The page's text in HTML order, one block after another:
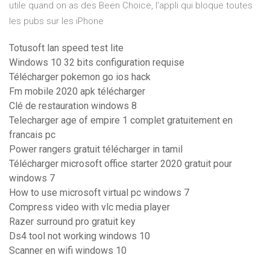
utile quand on as des Been Choice, l'appli qui bloque toutes
les pubs sur les iPhone
Totusoft lan speed test lite
Windows 10 32 bits configuration requise
Télécharger pokemon go ios hack
Fm mobile 2020 apk télécharger
Clé de restauration windows 8
Telecharger age of empire 1 complet gratuitement en
francais pc
Power rangers gratuit télécharger in tamil
Télécharger microsoft office starter 2020 gratuit pour
windows 7
How to use microsoft virtual pc windows 7
Compress video with vlc media player
Razer surround pro gratuit key
Ds4 tool not working windows 10
Scanner en wifi windows 10